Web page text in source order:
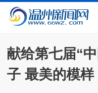
献给第七届“
子 最美的模样